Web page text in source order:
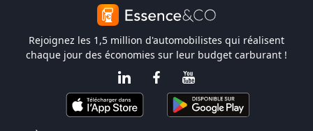
Rejoignez les 1,5 million d'automobilistes qui réalisent
chaque jour des économies sur leur budget carburant !